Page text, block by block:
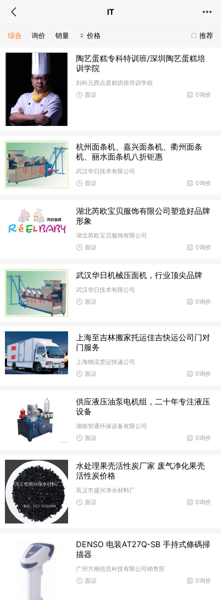
IT
推荐
综合 询价 销量 价格
陶艺蛋糕专科特训班/深圳陶艺蛋糕培
训学院
刘科元西点蛋糕烘焙培训学校
0询价
面议
杭州面条机、嘉兴面条机、衢州面条
机、丽水面条机八折钜惠
武汉华日技术有限公司
0询价
面议
湖北芮欧宝贝服饰有限公司塑造好品牌
形象
湖北芮欧宝贝服饰有限公司
0询价
面议
武汉华日机械压面机，行业顶尖品牌
武汉华日技术有限公司
0询价
面议
上海至吉林搬家托运佳吉快运公司门对
门服务
上海物流货运快递公司
0询价
面议
供应液压油泵电机组，二十年专注液压
设备
湖南智通环保设备有限公司
0询价
面议
水处理果壳活性炭厂家 废气净化果壳
活性炭价格
巩义市盛兴净水材料厂
0询价
面议
DENSO 电装AT27Q-SB 手持式條碼掃
描器
广州方桐信息科技有限公司销售部
0询价
面议